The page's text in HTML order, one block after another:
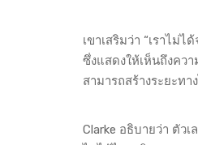
เขาเสริมว่า “เราไม่
ซึ่งแสดงให้เห็นถึงคว
สามารถสร้างระยะท
Clarke อธิบายว่า ตัว